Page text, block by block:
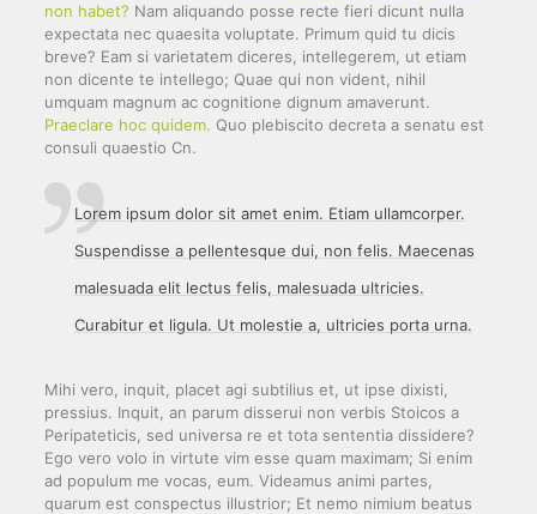
non habet? Nam aliquando posse recte fieri dicunt nulla
expectata nec quaesita voluptate. Primum quid tu dicis
breve? Eam si varietatem diceres, intellegerem, ut etiam
non dicente te intellego; Quae qui non vident, nihil
umquam magnum ac cognitione dignum amaverunt.
Praeclare hoc quidem. Quo plebiscito decreta a senatu est
consuli quaestio Cn.
Lorem ipsum dolor sit amet enim. Etiam ullamcorper.
Suspendisse a pellentesque dui, non felis. Maecenas
malesuada elit lectus felis, malesuada ultricies.
Curabitur et ligula. Ut molestie a, ultricies porta urna.
Mihi vero, inquit, placet agi subtilius et, ut ipse dixisti,
pressius. Inquit, an parum disserui non verbis Stoicos a
Peripateticis, sed universa re et tota sententia dissidere?
Ego vero volo in virtute vim esse quam maximam; Si enim
ad populum me vocas, eum. Videamus animi partes,
quarum est conspectus illustrior; Et nemo nimium beatus